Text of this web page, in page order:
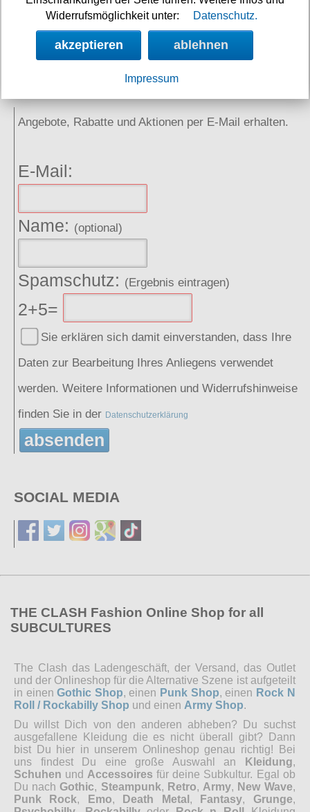
Links
Angebote, Rabatte und Aktionen per E-Mail erhalten.
E-Mail:
Name: (optional)
Spamschutz: (Ergebnis eintragen)
2+5=
Sie erklären sich damit einverstanden, dass Ihre
Daten zur Bearbeitung Ihres Anliegens verwendet
werden. Weitere Informationen und Widerrufshinweise
finden Sie in der Datenschutzerklärung
absenden
SOCIAL MEDIA
THE CLASH Fashion Online Shop for all
SUBCULTURES
The Clash das Ladengeschäft, der Versand, das Outlet
und der Onlineshop für die Alternative Szene ist aufgeteilt
in einenGothic Shop, einen Punk Shop, einen Rock N
Roll / Rockabilly Shop und einen Army Shop.
Du willst Dich von den anderen abheben? Du suchst
ausgefallene Kleidung die es nicht überall gibt? Dann
bist Du hier in unserem Onlineshop genau richtig! Bei
uns findest Du eine große Auswahl an
Kleidung,
Schuhen und Accessoires für deine Subkultur. Egal ob
Du nach Gothic, Steampunk, Retro, Army, New Wave,
Punk Rock, Emo, Death Metal , Fantasy, Grunge,
Widerrufsmöglichkeit unter:
Datenschutz.
akzeptieren ablehnen
Impressum